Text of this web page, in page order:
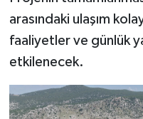
arasındaki ulaşım
faaliyetler ve günlük
etkilenecek.